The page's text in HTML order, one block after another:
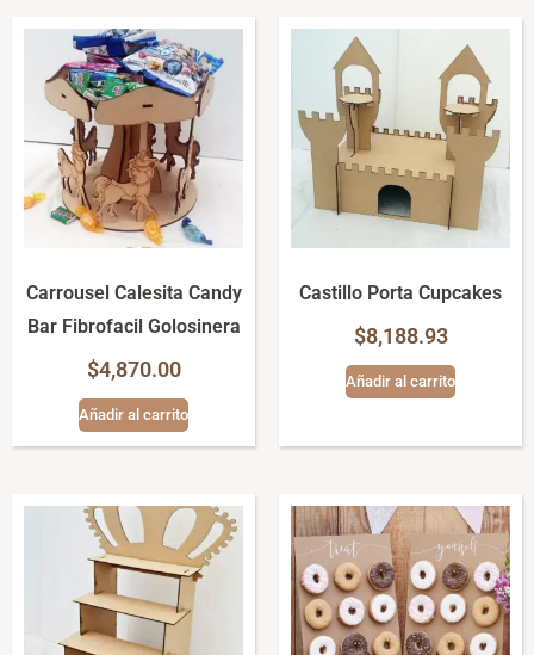
Carrousel Calesita Candy
Bar Fibrofacil Golosinera
$4,870.00
Añadir al carrito
Castillo Porta Cupcakes
$8,188.93
Añadir al carrito